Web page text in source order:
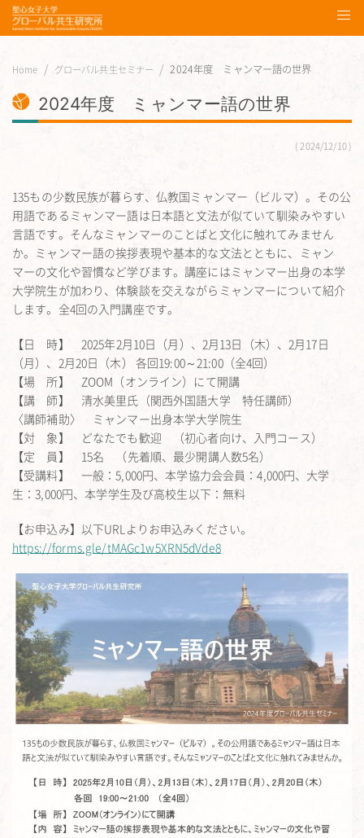
Home グローバル共生セミナー 2024年度 ミャンマー語の世界
2024年度 ミャンマー語の世界
2024/12/10
135もの少数民族が暮らす、仏教国ミャンマー（ビルマ）。その公
用語であるミャンマー語は日本語と文法が似ていて馴染みやすい
言語です。そんなミャンマーのことばと文化に触れてみません
か。ミャンマー語の挨拶表現や基本的な文法とともに、ミャン
マーの文化や習慣など学びます。講座にはミャンマー出身の本学
大学院生が加わり、体験談を交えながらミャンマーについて紹介
します。全4回の入門講座です。
【日 時】 2025年2月10日（月）、2月13日（木）、2月17日
（月）、2月20日（木） 各回19:00～21:00（全4回）
【場 所】 ZOOM（オンライン）にて開講
【講 師】 清水美里氏（関西外国語大学 特任講師）
〈講師補助〉 ミャンマー出身本学大学院生
【対 象】 どなたでも歓迎 （初心者向け、入門コース）
【定 員】 15名 （先着順、最少開講人数5名）
【受講料】 一般：5,000円、本学協力会会員：4,000円、大学
生：3,000円、本学学生及び高校生以下：無料
【お申込み】以下URLよりお申込みください。
https://forms.gle/tMAGc1w5XRN5dVde8